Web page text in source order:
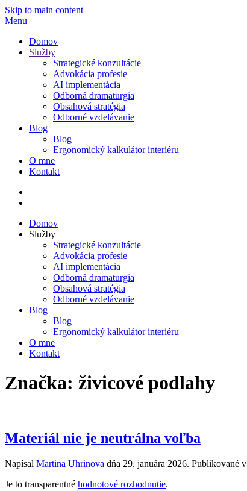
Skip to main content
Menu
Domov
Služby
Strategické konzultácie
Advokácia profesie
AI implementácia
Odborná dramaturgia
Obsahová stratégia
Odborné vzdelávanie
Blog
Blog
Ergonomický kalkulátor interiéru
O mne
Kontakt
Domov
Služby
Strategické konzultácie
Advokácia profesie
AI implementácia
Odborná dramaturgia
Obsahová stratégia
Odborné vzdelávanie
Blog
Blog
Ergonomický kalkulátor interiéru
O mne
Kontakt
Značka: živicové podlahy
Materiál nie je neutrálna voľba
Napísal Martina Uhrinova dňa 29. januára 2026. Publikované v
Je to transparentné hodnotové rozhodnutie.